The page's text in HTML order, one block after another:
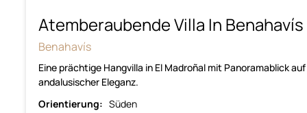
Atemberaubende Villa In Benahavís
Benahavís
Eine prächtige Hangvilla in El Madroñal mit Panoramablick
andalusischer Eleganz.
Orientierung: Süden